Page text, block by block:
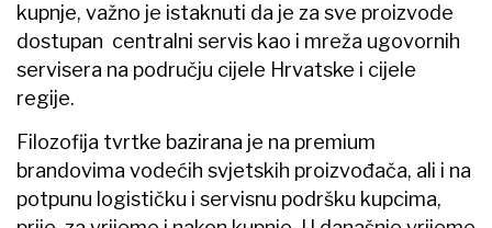
kupnje, važno je istaknuti da je za sve proizvode
dostupan centralni servis kao i mreža ugovornih
servisera na području cijele Hrvatske i cijele
regije.
Filozofija tvrtke bazirana je na premium
brandovima vodećih svjetskih proizvođača, ali i na
potpunu logističku i servisnu podršku kupcima,